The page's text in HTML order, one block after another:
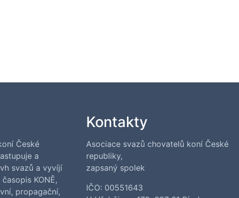
České
a
svazů a vyvíjí
KONĚ,
propagační,
Kontakty
Asociace svazů chovatelů koní České
republiky,
zapsaný spolek
IČO: 00551643